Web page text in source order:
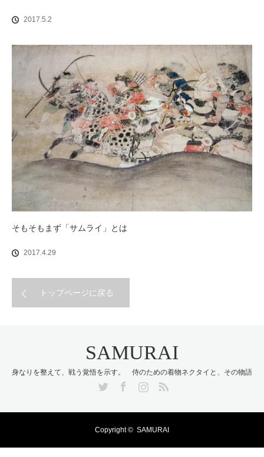
2017.5.2
そもそもまず「サムライ」とは
2017.4.29
トップページに戻る
SAMURAI
身なりを整えて、戦う覚悟を示す。 侍のための着物ネクタイと、その物語
Copyright © SAMURAI